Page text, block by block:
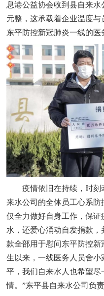
息港公益协会收到县自来水
元整，这承载着企业温度
东平防控新冠肺炎一线的医
疫情依旧在持续，时刻
来水公司的全体员工心系
仅全力做好自身工作，保
水，还爱心涌动自发捐款
款全部用于慰问东平防控
生以来，一线医务人员舍
平，我们自来水人也希望
情。”东平县自来水公司负责